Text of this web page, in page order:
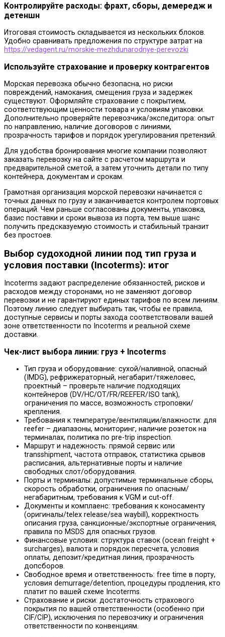
Контролируйте расходы: фрахт, сборы, демередж и
детеншн
Итоговая стоимость складывается из нескольких блоков.
Удобно сравнивать предложения по структуре затрат на
https://vedagent.ru/morskie-mezhdunarodnye-perevozki
Используйте страхование и проверку контрагентов
Морская перевозка обычно безопасна, но риски
повреждений, намокания, смещения груза и задержек
существуют. Оформляйте страхование с покрытием,
соответствующим ценности товара и условиям упаковки.
Дополнительно проверяйте перевозчика/экспедитора: опыт
по направлению, наличие договоров с линиями,
прозрачность тарифов и порядок урегулирования претензий.
Для удобства бронирования многие компании позволяют
заказать перевозку на сайте с расчетом маршрута и
предварительной сметой, а затем уточнить детали по типу
контейнера, документам и срокам.
Грамотная организация морской перевозки начинается с
точных данных по грузу и заканчивается контролем портовых
операций. Чем раньше согласованы документы, упаковка,
базис поставки и сроки вывоза из порта, тем выше шанс
получить предсказуемую стоимость и стабильный транзит
без простоев.
Выбор судоходной линии под тип груза и
условия поставки (Incoterms): итог
Incoterms задают распределение обязанностей, рисков и
расходов между сторонами, но не заменяют договор
перевозки и не гарантируют единых тарифов по всем линиям.
Поэтому линию следует выбирать так, чтобы ее правила,
доступные сервисы и порты захода соответствовали вашей
зоне ответственности по Incoterms и реальной схеме
доставки.
Чек-лист выбора линии: груз + Incoterms
Тип груза и оборудование: сухой/наливной, опасный
(IMDG), рефрижераторный, негабарит/тяжеловес,
проектный – проверьте наличие подходящих
контейнеров (DV/HC/OT/FR/REEFER/ISO tank),
ограничения по массе, возможность строповки/
крепления.
Требования к температуре/вентиляции/влажности: для
reefer – диапазоны, мониторинг, наличие розеток на
терминалах, политика по pre-trip inspection.
Маршрут и надежность: прямой сервис или
transshipment, частота отправок, статистика срывов
расписания, альтернативные порты и наличие
свободных слот/оборудования.
Порты и терминалы: допустимые терминальные сборы,
скорость обработки, ограничения по опасным/
негабаритным, требования к VGM и cut-off.
Документы и комплаенс: требования к коносаменту
(оригиналы/telex release/sea waybill), корректность
описания груза, санкционные/экспортные ограничения,
правила по MSDS для опасных грузов.
Финансовые условия: структура ставок (ocean freight +
surcharges), валюта и порядок пересчета, условия
оплаты, депозит/кредитная линия, прозрачность
допсборов.
Свободное время и ответственность: free time в порту,
условия demurrage/detention, процедуры продления, кто
платит по вашей схеме Incoterms.
Страхование и риски: достаточность страхового
покрытия по вашей ответственности (особенно при
CIF/CIP), исключения по перевозчику и ограничения
ответственности по конвенциям.